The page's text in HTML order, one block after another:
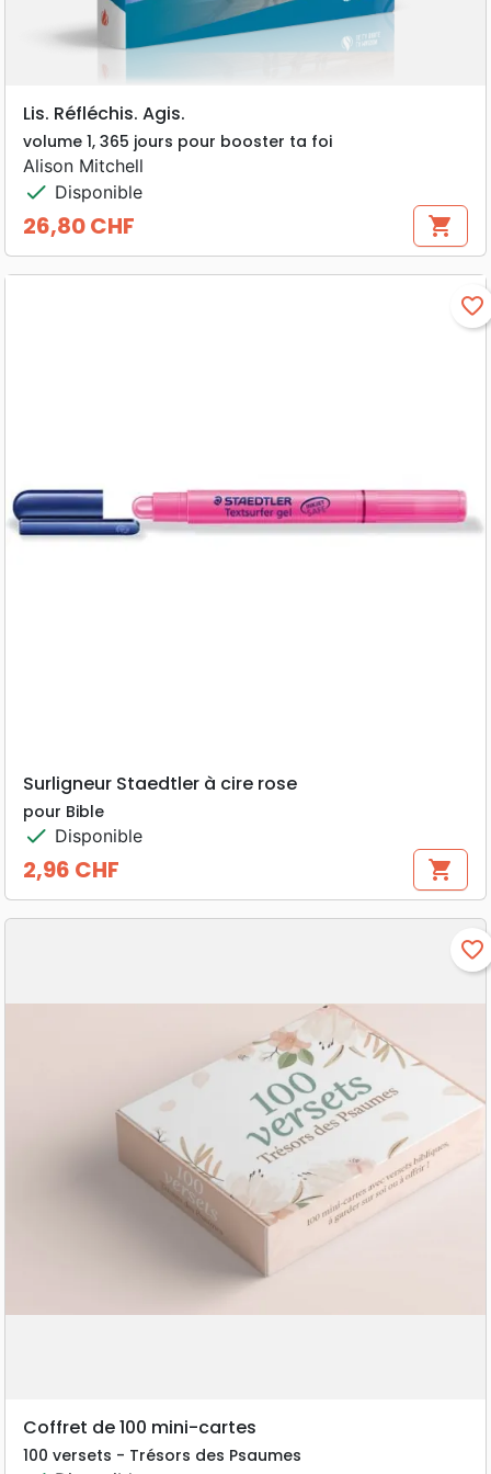
Lis. Réfléchis. Agis.
volume 1, 365 jours pour booster ta foi
Alison Mitchell
check Disponible
Prix
26,80 CHF shopping_cart
favorite_border
Surligneur Staedtler à cire rose
pour Bible
check Disponible
Prix
2,96 CHF shopping_cart
favorite_border
Coffret de 100 mini-cartes
100 versets - Trésors des Psaumes